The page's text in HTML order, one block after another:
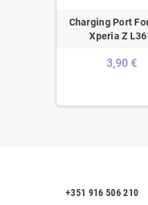
Charging Port
Xperia Z
3,90 €
+351 916 506 210